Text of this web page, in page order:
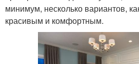
минимум, несколько вариантов,
красивым и комфортным.